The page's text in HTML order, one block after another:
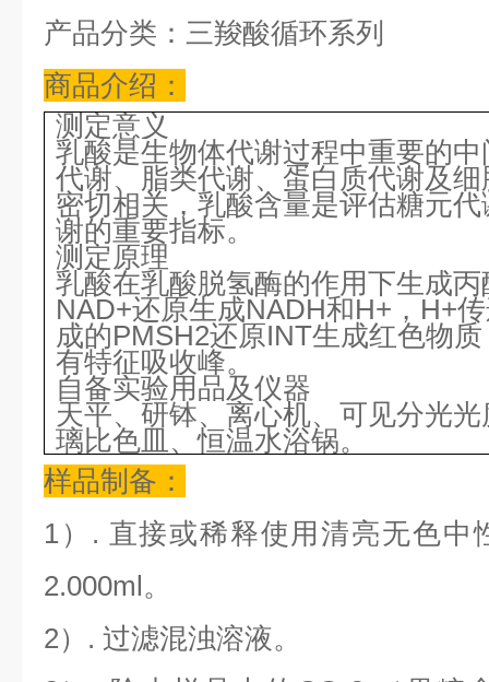
产品分类：三羧酸循环系列
商品介绍：
测定意义
乳酸是生物体代谢过程中重要的
代谢、脂类代谢、蛋白质代谢及
密切相关，乳酸含量是评估糖元
谢的重要指标。
测定原理
乳酸在乳酸脱氢酶的作用下生成
NAD+还原生成NADH和H+，H+
成的PMSH2还原INT生成红色物
有特征吸收峰。
自备实验用品及仪器
天平、研钵、离心机、可见分光
璃比色皿、恒温水浴锅。
样品制备：
1）. 直接或稀释使用清亮无色中
2.000ml。
2）. 过滤混浊溶液。